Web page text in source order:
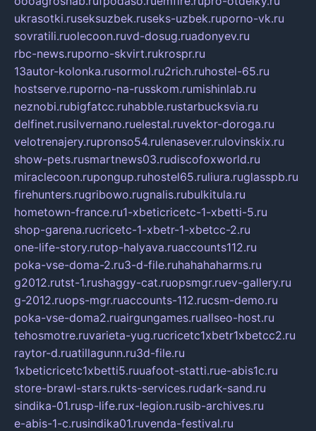
ukrasotki.ruseksuzbek.ruseks-uzbek.ruporno-vk.ru
sovratili.ruolecoon.ruvd-dosug.ruadonyev.ru
rbc-news.ruporno-skvirt.rukrospr.ru
13autor-kolonka.rusormol.ru2rich.ruhostel-65.ru
hostserve.ruporno-na-russkom.rumishinlab.ru
neznobi.rubigfatcc.ruhabble.rustarbucksvia.ru
delfinet.rusilvernano.ruelestal.ruvektor-doroga.ru
velotrenajery.rupronso54.rulenasever.rulovinskix.ru
show-pets.rusmartnews03.rudiscofoxworld.ru
miraclecoon.rupongup.ruhostel65.ruliura.ruglasspb.ru
firehunters.rugribowo.rugnalis.rubulkitula.ru
hometown-france.ru1-xbeticricetc-1-xbetti-5.ru
shop-garena.rucricetc-1-xbetr-1-xbetcc-2.ru
one-life-story.rutop-halyava.ruaccounts112.ru
poka-vse-doma-2.ru3-d-file.ruhahahaharms.ru
g2012.rutst-1.rushaggy-cat.ruopsmgr.ruev-gallery.ru
g-2012.ruops-mgr.ruaccounts-112.rucsm-demo.ru
poka-vse-doma2.ruairgungames.ruallseo-host.ru
tehosmotre.ruvarieta-yug.rucricetc1xbetr1xbetcc2.ru
raytor-d.ruatillagunn.ru3d-file.ru
1xbeticricetc1xbetti5.ruuafoot-statti.rue-abis1c.ru
store-brawl-stars.rukts-services.rudark-sand.ru
sindika-01.rusp-life.rux-legion.rusib-archives.ru
e-abis-1-c.rusindika01.ruvenda-festival.ru